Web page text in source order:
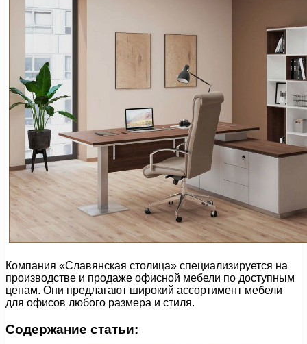
Компания «Славянская столица» специализируется на
производстве и продаже офисной мебели по доступным
ценам. Они предлагают широкий ассортимент мебели
для офисов любого размера и стиля.
Содержание статьи: